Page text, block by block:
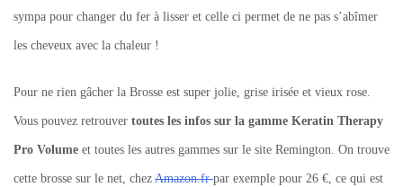
sympa pour changer du fer à lisser et celle ci permet de ne pas s’abîmer
les cheveux avec la chaleur !
Pour ne rien gâcher la Brosse est super jolie, grise irisée et vieux rose.
Vous pouvez retrouver toutes les infos sur la gamme Keratin Therapy
Pro Volume et toutes les autres gammes sur le site Remington. On trouve
cette brosse sur le net, chez Amazon.frpar exemple pour 26 €, ce qui est